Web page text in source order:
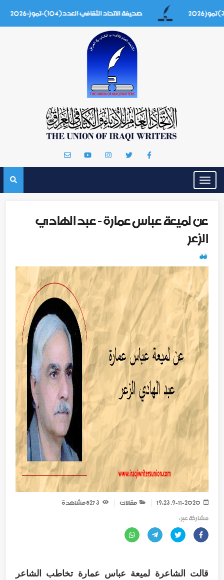
صحيفة الاتحاد الثقافي العدد(104)-تموز-2026
Toggle
navigation
عن لميعة عباس عمارة - عبد الهادي
الزعر
مقالات
مشاهدة
مشاركة عبر :
قالت الشاعرة لميعة عباس عمارة تخاطب الشاعر